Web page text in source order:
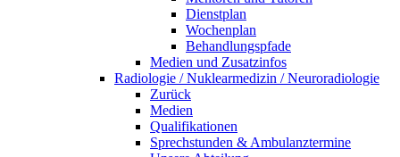
Dienstplan
Wochenplan
Behandlungspfade
Medien und Zusatzinfos
Radiologie / Nuklearmedizin / Neuroradiologie
Zurück
Medien
Qualifikationen
Sprechstunden & Ambulanztermine